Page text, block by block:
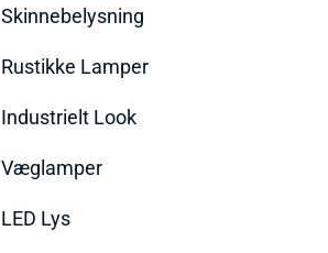
Skinnebelysning
Rustikke Lamper
Industrielt Look
Væglamper
LED Lys